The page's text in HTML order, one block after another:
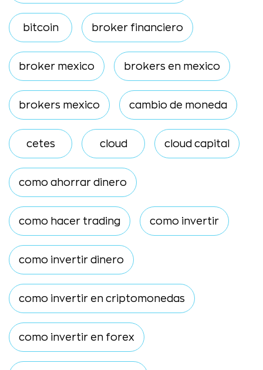
bitcoin broker financiero
broker mexico brokers en mexico
brokers mexico cambio de moneda
cetes cloud cloud capital
como ahorrar dinero
como hacer trading como invertir
como invertir dinero
como invertir en criptomonedas
como invertir en forex